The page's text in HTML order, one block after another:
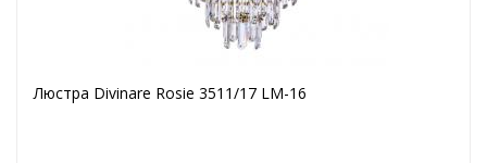
Люстра Divinare Rosie 3511/17 LM-16